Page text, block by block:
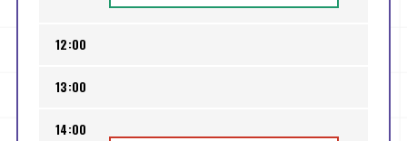
12:00
13:00
14:00